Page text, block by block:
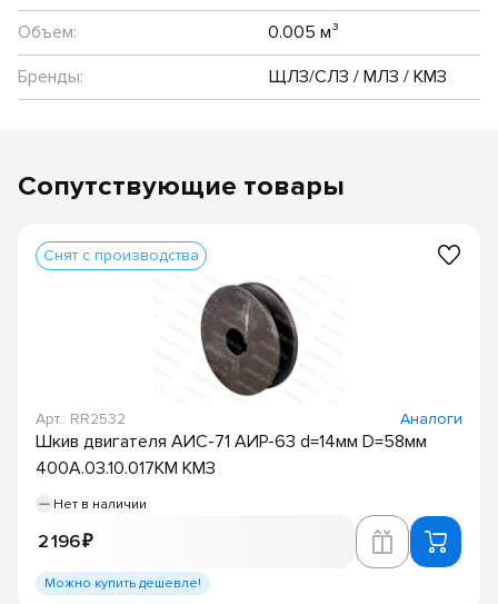
Объем:
0.005 м³
Бренды:
ЩЛЗ/СЛЗ / МЛЗ / КМЗ
Сопутствующие товары
Снят с производства
Арт.: RR2532 Аналоги
Шкив двигателя АИС-71 АИР-63 d=14мм D=58мм
400А.03.10.017КМ КМЗ
Нет в наличии
2 196 ₽
Можно купить дешевле!